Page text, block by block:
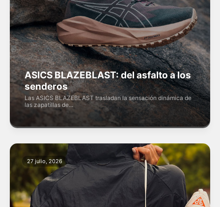
ASICS BLAZEBLAST: del asfalto a los
senderos
Las ASICS BLAZEBLAST trasladan la sensación dinámica de
las zapatillas de...
27 julio, 2026